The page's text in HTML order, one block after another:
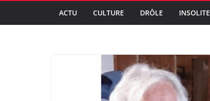
ACTU CULTURE DRÔLE INSOLITE